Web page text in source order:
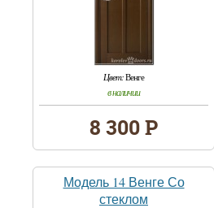
Цвет:Венге
в наличии
8 300 Р
Модель 14 Венге Со
стеклом